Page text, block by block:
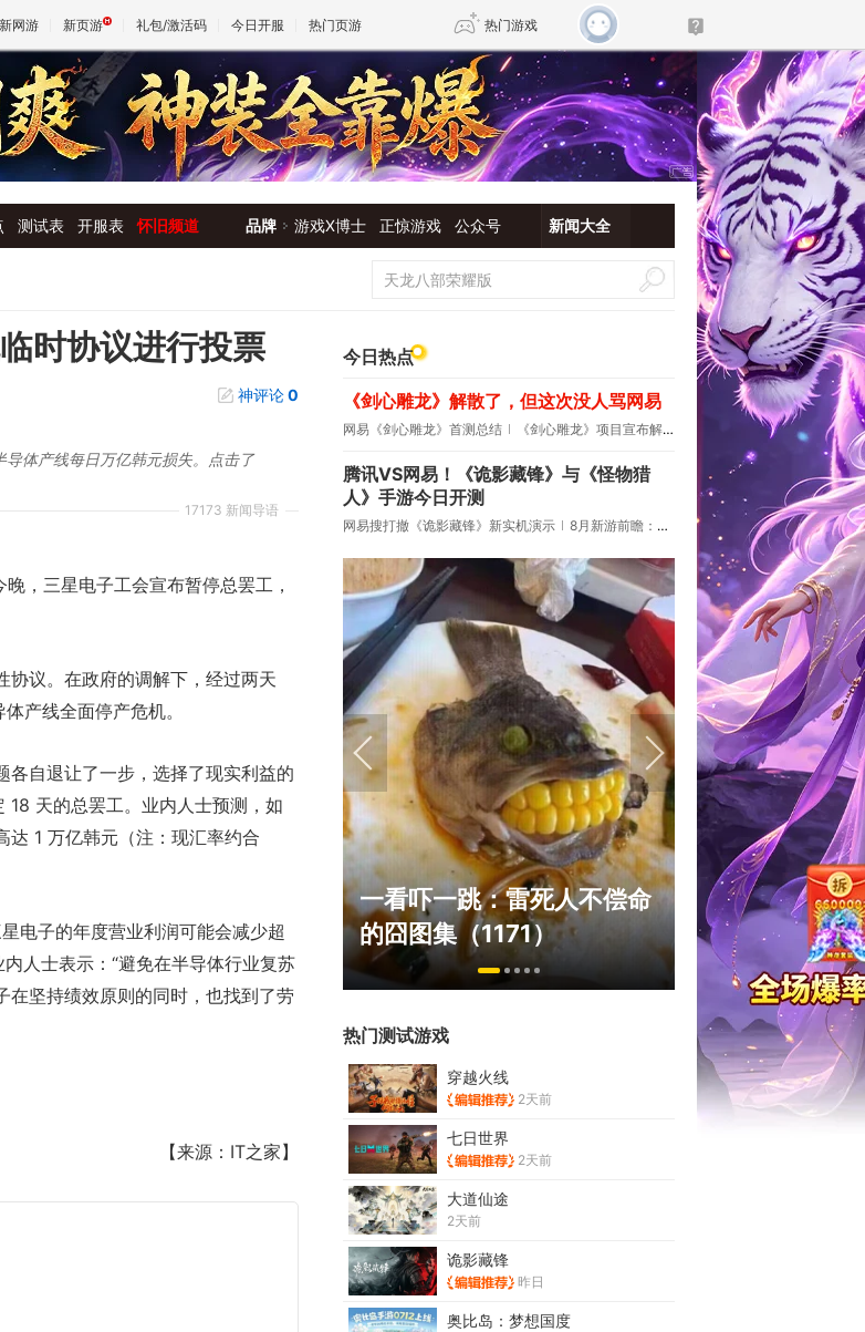
新网游 新页游 礼包/激活码 今日开服 热门页游 热门游戏
魔兽 DNF 传奇4
天堂 剑网3旗舰版 新天龙八部
测试表 开服表 怀旧频道 品牌 游戏X博士 正惊游戏 公众号 新闻大全
时协议进行投票
神评论0
17173 新闻导语
体产线每日万亿韩元损失。点击了
，三星电子工会宣布暂停总罢工，
协议。在政府的调解下，经过两天
产线全面停产危机。
各自退让了一步，选择了现实利益的
天的总罢工。业内人士预测，如
达 1 万亿韩元（注：现汇率约合
电子的年度营业利润可能会减少超
人士表示：“避免在半导体行业复苏
在坚持绩效原则的同时，也找到了劳
【来源：IT之家】
今日热点
《剑心雕龙》解散了，但这次没人骂网易
网易《剑心雕龙》首测总结 《剑心雕龙》项目宣布解散
腾讯VS网易！《诡影藏锋》与《怪物猎
人》手游今日开测
网易搜打撤《诡影藏锋》新实机演示 8月新游前瞻：《诡秘之主》领衔
爆开启
一看吓一跳：雷死人不偿命
的囧图集（1171）
绅士日报：国
拉爆了！大雷
play
热门测试游戏
穿越火线
2天前
七日世界
2天前
大道仙途
2天前
诡影藏锋
昨日
奥比岛：梦想国度